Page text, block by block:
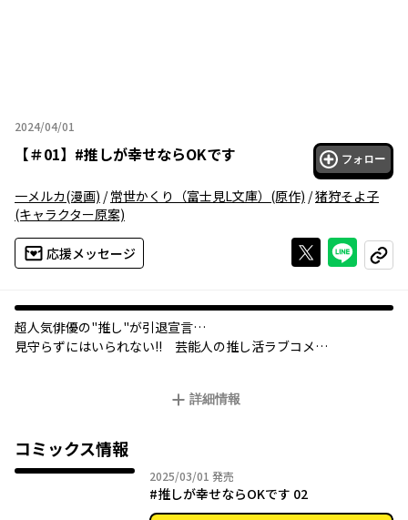
2024/04/01
2024年04月01日
【＃01】 #推しが幸せならOKです フォロー
一メルカ(漫画) /常世かくり（富士見L文庫） (原作) /猪狩そよ子
(キャラクター原案)
応援メッセージ Xで投稿する
ライン
コピー
超人気俳優の"推し"が引退宣言…
見守らずにはいられない!! 芸能人の推し活ラブコメ
発表！ 突然の知らせにショックを受けたファンの中には、超人
ンバー・黛 息吹。トップアイドルを清く正しく激推しする、超人
気俳優……推し活ピュアラブコメの行方は!?
詳細情報
コミックス情報
2025/03/01 2025年03月01日
発売
#推しが幸せならOKです 02